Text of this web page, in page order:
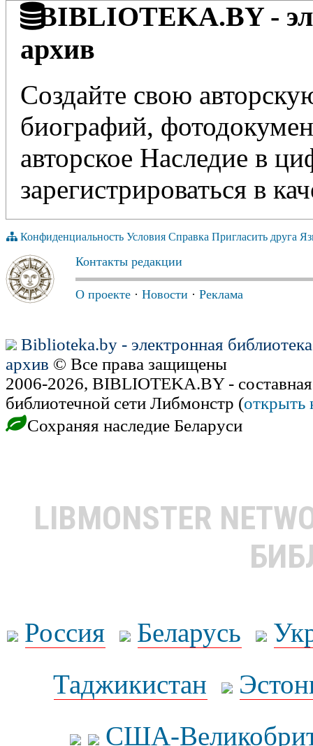
BIBLIOTEKA.BY -
архив
Создайте свою
биографий,
авторское Наследие в
зарегистрироваться в
Конфиденциальность Условия Справка Пригласить друга
Контакты редакции
О проекте · Новости · Реклама
Biblioteka.by - электронная
архив © Все права защищены
2006-2026, BIBLIOTEKA.BY -
библиотечной сети Либмонстр (открыть
Сохраняя наследие Беларуси
LIBMONSTER
Россия Беларусь
Таджикистан
США-